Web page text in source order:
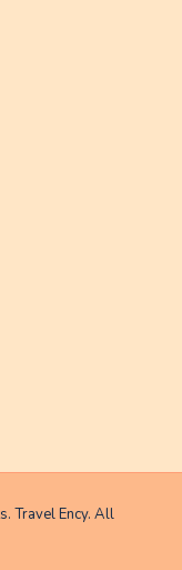
Travel Ency. All